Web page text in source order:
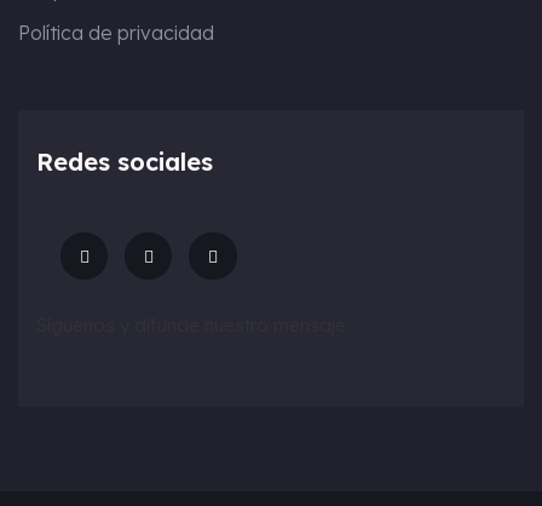
Política de privacidad
Redes sociales